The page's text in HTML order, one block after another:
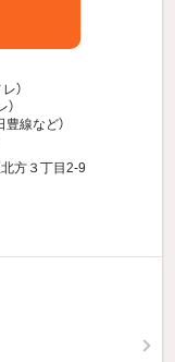
）
豊線など）
方３丁目2-9